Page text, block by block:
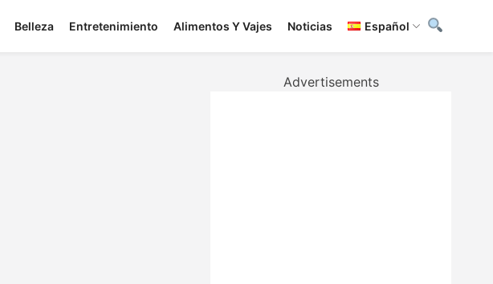
Belleza Entretenimiento Alimentos Y Vajes Noticias Español
Advertisements